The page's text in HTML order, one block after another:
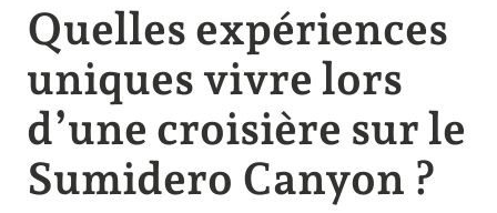
Quelles expériences
uniques vivre lors
d’une croisière sur le
Sumidero Canyon ?